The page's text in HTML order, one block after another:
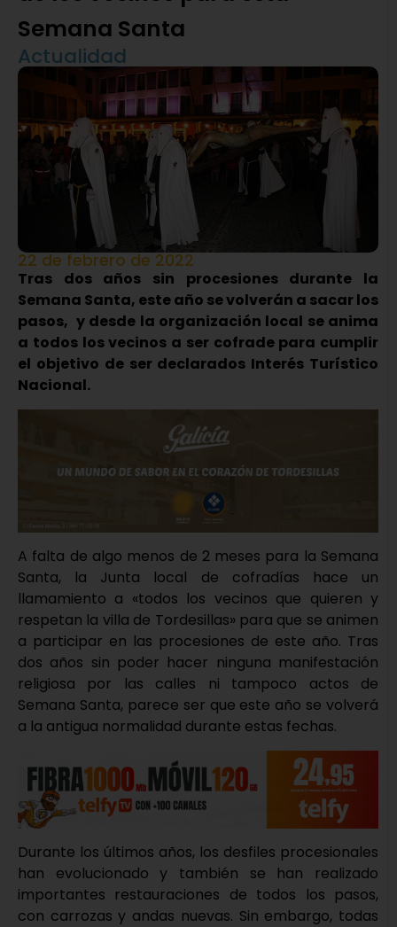
Semana Santa
Actualidad
22 de febrero de 2022
Tras dos años sin procesiones durante la
Semana Santa, este año se volverán a sacar los
pasos, y desde la organización local se anima
a todos los vecinos a ser cofrade para cumplir
el objetivo de ser declarados Interés Turístico
Nacional.
A falta de algo menos de 2 meses para la Semana
Santa, la Junta local de cofradías hace un
llamamiento a «todos los vecinos que quieren y
respetan la villa de Tordesillas» para que se animen
a participar en las procesiones de este año. Tras
dos años sin poder hacer ninguna manifestación
religiosa por las calles ni tampoco actos de
Semana Santa, parece ser que este año se volverá
a la antigua normalidad durante estas fechas.
Durante los últimos años, los desfiles procesionales
han evolucionado y también se han realizado
importantes restauraciones de todos los pasos,
con carrozas y andas nuevas. Sin embargo, todas